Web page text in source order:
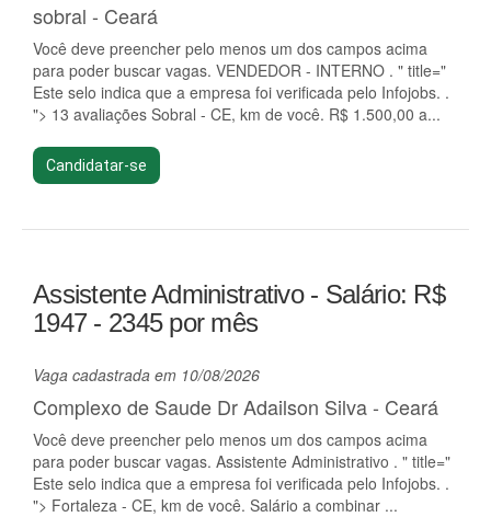
sobral - Ceará
Você deve preencher pelo menos um dos campos acima
para poder buscar vagas. VENDEDOR - INTERNO . " title="
Este selo indica que a empresa foi verificada pelo Infojobs. .
"> 13 avaliações Sobral - CE, km de você. R$ 1.500,00 a...
Candidatar-se
Assistente Administrativo - Salário: R$
1947 - 2345 por mês
Vaga cadastrada em 10/08/2026
Complexo de Saude Dr Adailson Silva - Ceará
Você deve preencher pelo menos um dos campos acima
para poder buscar vagas. Assistente Administrativo . " title="
Este selo indica que a empresa foi verificada pelo Infojobs. .
"> Fortaleza - CE, km de você. Salário a combinar ...